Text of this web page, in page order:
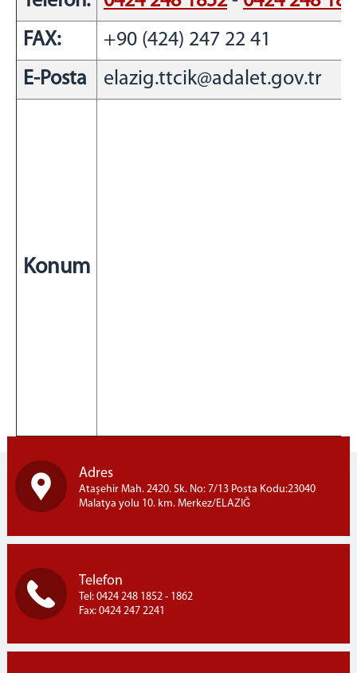
BAŞMEMURLUK
İNFAZ BİRİMİ
EĞİTİM ÖĞRETİM BİRİMİ
FAX:
+90 (424) 247 22 41
E-Posta
elazig.ttcik@adalet.gov.tr
Konum
Adres
Ataşehir Mah. 2420. Sk. No: 7/13 Posta Kodu:23040
Malatya yolu 10. km. Merkez/ELAZIĞ
Telefon
Tel: 0424 248 1852 - 1862
Fax: 0424 247 2241